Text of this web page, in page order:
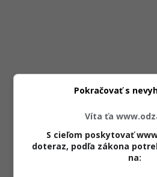
Víta ťa
S cieľom poskytovať
doteraz, podľa zákona
na:
Pokračovať s